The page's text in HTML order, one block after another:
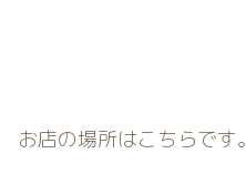
お店の場所はこちらです。